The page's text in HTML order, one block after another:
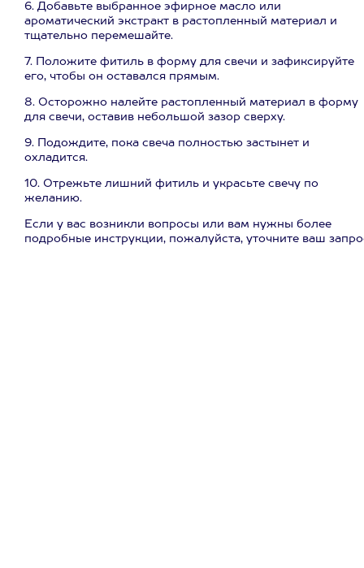
6. Добавьте выбранное эфирное масло или
ароматический экстракт в растопленный материал и
тщательно перемешайте.
7. Положите фитиль в форму для свечи и зафиксируйте
его, чтобы он оставался прямым.
8. Осторожно налейте растопленный материал в форму
для свечи, оставив небольшой зазор сверху.
9. Подождите, пока свеча полностью застынет и
охладится.
10. Отрежьте лишний фитиль и украсьте свечу по
желанию.
Если у вас возникли вопросы или вам нужны более
подробные инструкции, пожалуйста, уточните ваш